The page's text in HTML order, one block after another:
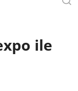
ile